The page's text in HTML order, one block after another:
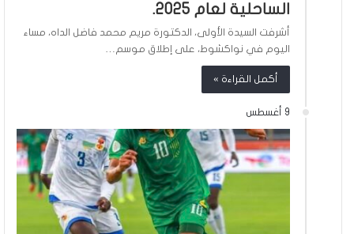
الساحلية لعام 2025.
أشرفت السيدة الأولى، الدكتورة مريم محمد فاضل الداه، مساء
اليوم في نواكشوط، على إطلاق موسم…
أكمل القراءة »
9 أغسطس